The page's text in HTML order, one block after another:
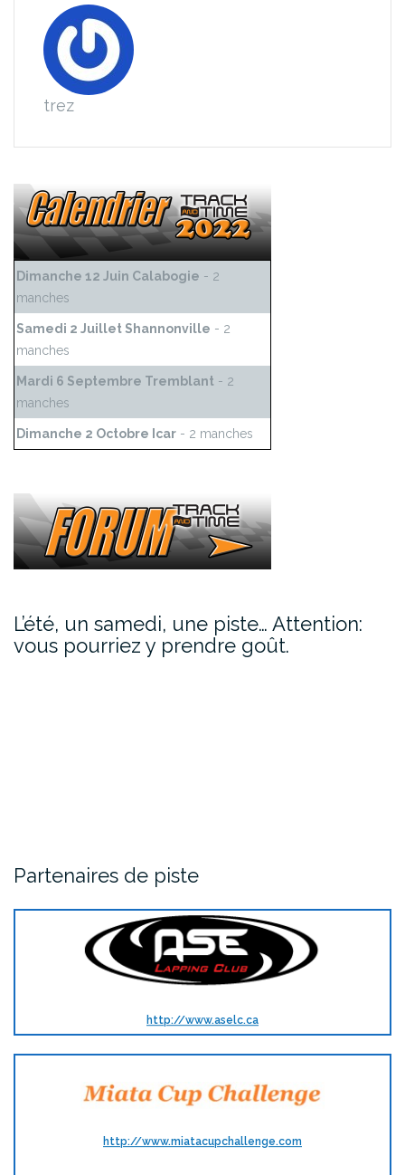
trez
Dimanche 12 Juin Calabogie - 2
manches
Samedi 2 Juillet Shannonville - 2
manches
Mardi 6 Septembre Tremblant - 2
manches
Dimanche 2 Octobre Icar - 2 manches
L’été, un samedi, une piste… Attention:
vous pourriez y prendre goût.
Partenaires de piste
http://www.aselc.ca
http://www.miatacupchallenge.com